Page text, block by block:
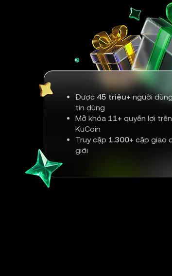
Được 45 triệu+ người
tin dùng
Mở khóa 11+ quyền lợi
KuCoin
Truy cập 1.300+ cặp giao
giới